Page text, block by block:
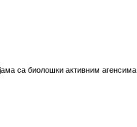
са биолошки активним агенсима